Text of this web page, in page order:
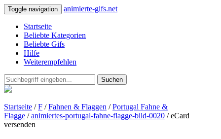
Toggle navigation animierte-gifs.net
Startseite
Beliebte Kategorien
Beliebte Gifs
Hilfe
Weiterempfehlen
Suchen
Startseite /F /Fahnen & Flaggen /Portugal Fahne &
Flagge /animiertes-portugal-fahne-flagge-bild-0020 / eCard
versenden